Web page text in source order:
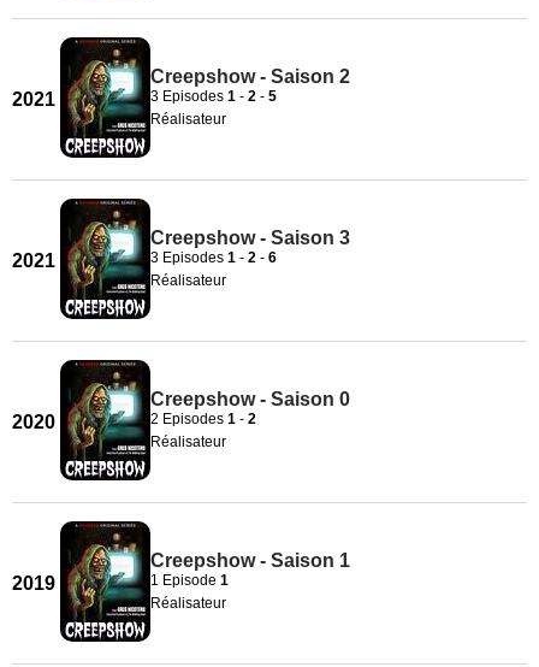
2021
Creepshow - Saison 2
3 Episodes 1 - 2 - 5
Réalisateur
2021
Creepshow - Saison 3
3 Episodes 1 - 2 - 6
Réalisateur
2020
Creepshow - Saison 0
2 Episodes 1 - 2
Réalisateur
2019
Creepshow - Saison 1
1 Episode 1
Réalisateur